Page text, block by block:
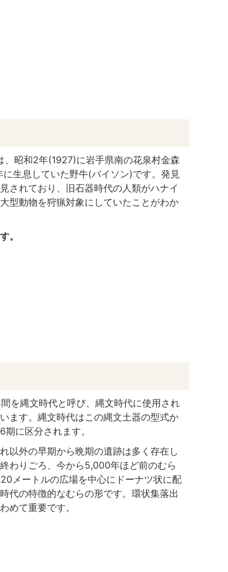
、昭和2年(1927)に岩手県南の花泉村金森
生息していた野牛(バイソン)です。発見
されており、旧石器時代の人類がハナイ
型動物を狩猟対象にしていたことがわか
。
を縄文時代と呼び、縄文時代に使用され
ます。縄文時代はこの縄文土器の型式か
に区分されます。
以外の早期から晩期の遺跡は多く存在し
わりごろ、今から5,000年ほど前のむら
メートルの広場を中心にドーナツ状に配
代の特徴的なむらの形です。環状集落出
めて重要です。